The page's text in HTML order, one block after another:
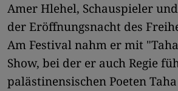
Amer Hlehel, Schauspieler
der Eröffnungsnacht des
Am Festival nahm er mit
Show, bei der er auch Regie
palästinensischen Poeten